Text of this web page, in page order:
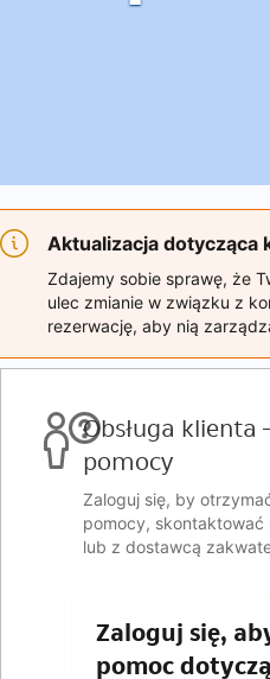
Aktualizacja dotycząca
Zdajemy sobie sprawę, że
ulec zmianie w związku z
rezerwację, aby nią
Obsługa klienta
pomocy
Zaloguj się, by
pomocy, skontaktować
lub z dostawcą
Zaloguj się,
pomoc